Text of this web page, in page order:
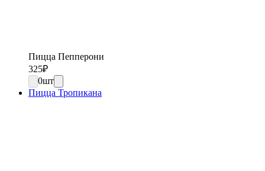
Пицца Пепперони
325₽
0шт
Пицца Тропикана